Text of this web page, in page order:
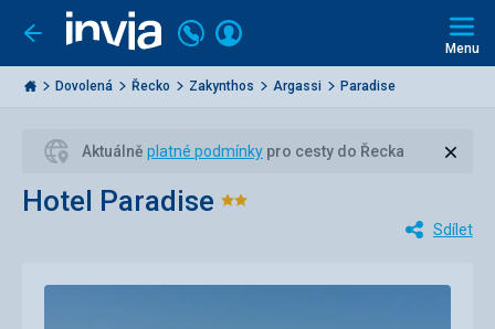
Jít
zpět
Invia.cz
Volejte
226
000
284
Přihlásit
Menu
Dovolená Řecko Zakynthos Argassi Paradise
Aktuálně platné podmínky pro cesty do Řecka
Hotel Paradise Hodnocení:
Sdílet